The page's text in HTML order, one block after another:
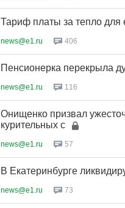
Тариф платы за тепло для
news@e1.ru 406
Пенсионерка перекрыла
news@e1.ru 116
Онищенко призвал
курительных с
news@e1.ru 57
В Екатеринбурге
news@e1.ru 73